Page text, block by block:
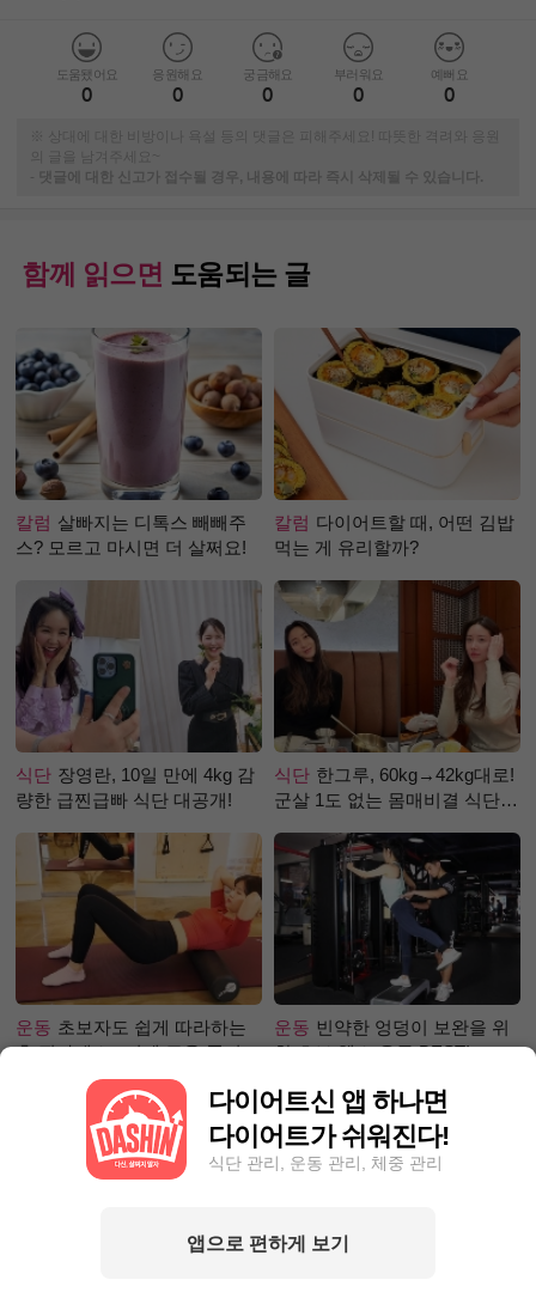
도움됐어요
0
응원해요
0
궁금해요
0
부러워요
0
예뻐요
0
※ 상대에 대한 비방이나 욕설 등의 댓글은 피해주세요! 따뜻한 격려와 응원
의 글을 남겨주세요~
-
댓글에 대한 신고가 접수될 경우, 내용에 따라 즉시 삭제될 수 있습니다.
함께 읽으면 도움되는 글
칼럼 살빠지는 디톡스 빼빼주
스? 모르고 마시면 더 살쩌요!
칼럼 다이어트할 때, 어떤 김밥
먹는 게 유리할까?
식단 장영란, 10일 만에 4kg 감
량한 급찐급빠 식단 대공개!
식단 한그루, 60kg→42kg대로!
군살 1도 없는 몸매비결 식단
운동 초보자도 쉽게 따라하는
홈 필라테스 –어깨 근육 풀어주
운동 빈약한 엉덩이 보완을 위
한 초보 헬스 운동 BEST!
다이어트신 앱 하나면
다이어트가 쉬워진다!
식단 관리, 운동 관리, 체중 관리
앱으로 편하게 보기